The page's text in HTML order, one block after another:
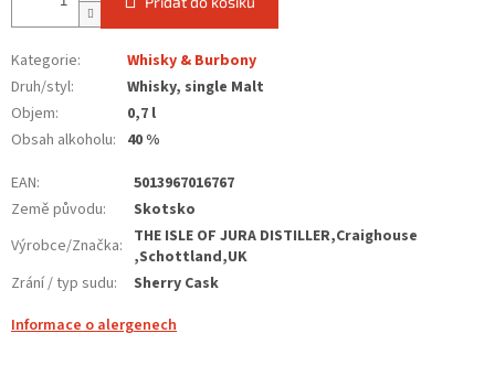
Kategorie:
Whisky & Burbony
Druh/styl:
Whisky, single Malt
Objem:
0,7 l
Obsah alkoholu: 40 %
EAN:
5013967016767
Země původu:
Skotsko
Výrobce/Značka: THE ISLE OF JURA DISTILLER,Craighouse
,Schottland,UK
Zrání / typ sudu:
Sherry Cask
Informace o alergenech